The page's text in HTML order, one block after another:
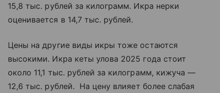
15,8 тыс. рублей за килограмм. Икра нерки
оценивается в 14,7 тыс. рублей.
Цены на другие виды икры тоже остаются
высокими. Икра кеты улова 2025 года стоит
около 11,1 тыс. рублей за килограмм, кижуча —
12,6 тыс. рублей. На цену влияет более слабая